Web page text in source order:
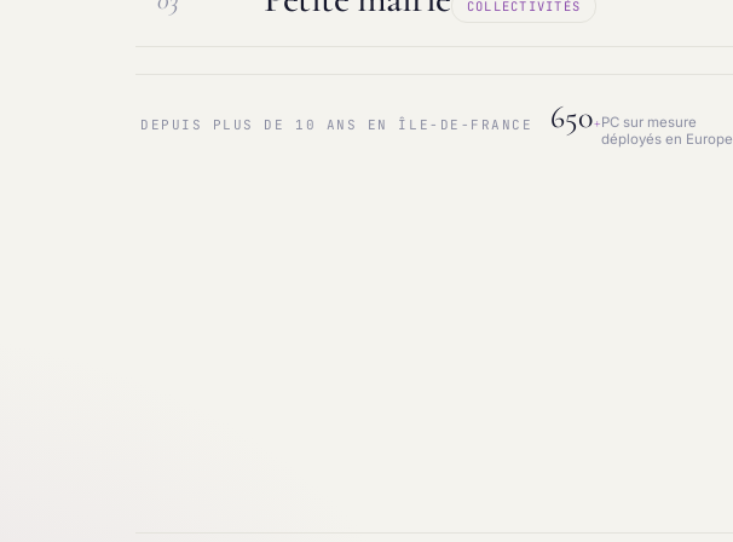
Maintenance & infogérance PC sur mesure
COLLECTIVITÉS
DEPUIS PLUS DE 10 ANS EN ÎLE-DE-FRANCE
650+PC sur mesure
déployés en Europe